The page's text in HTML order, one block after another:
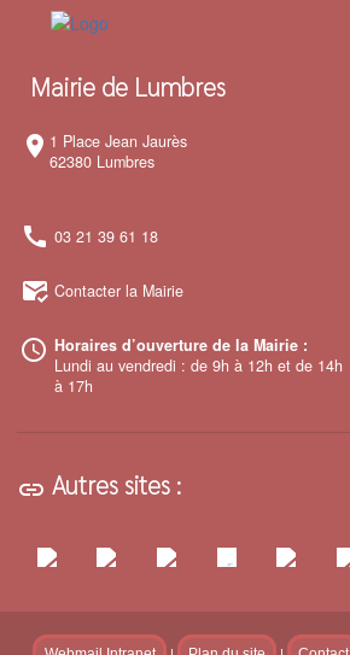
Mairie de Lumbres
room 1 Place Jean Jaurès
62380 Lumbres
call 03 21 39 61 18
mark_email_read Contacter la Mairie
access_time Horaires d’ouverture de la Mairie :
Lundi au vendredi : de 9h à 12h et de 14h
à 17h
link Autres sites :